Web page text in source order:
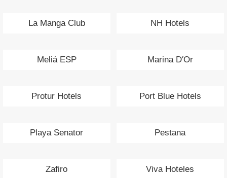
La Manga Club NH Hotels
Meliá ESP Marina D′Or
Protur Hotels Port Blue Hotels
Playa Senator Pestana
Zafiro Viva Hoteles